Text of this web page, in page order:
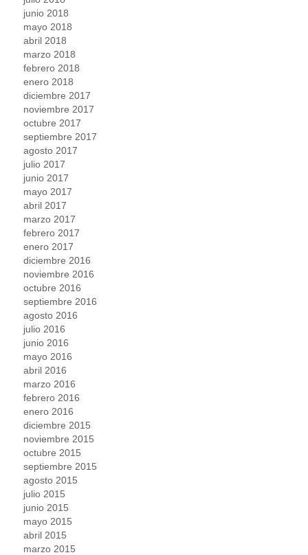
junio 2018
mayo 2018
abril 2018
marzo 2018
febrero 2018
enero 2018
diciembre 2017
noviembre 2017
octubre 2017
septiembre 2017
agosto 2017
julio 2017
junio 2017
mayo 2017
abril 2017
marzo 2017
febrero 2017
enero 2017
diciembre 2016
noviembre 2016
octubre 2016
septiembre 2016
agosto 2016
julio 2016
junio 2016
mayo 2016
abril 2016
marzo 2016
febrero 2016
enero 2016
diciembre 2015
noviembre 2015
octubre 2015
septiembre 2015
agosto 2015
julio 2015
junio 2015
mayo 2015
abril 2015
marzo 2015